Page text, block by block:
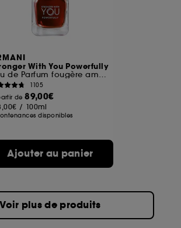
With You Powerfully
Eau de Parfum fougère ambrée fruitée
1105
de89,00€
/ 100ml
disponibles
Ajouter au panier
Voir plus de produits